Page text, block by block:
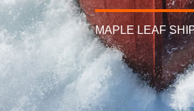
MAPLE LEAF